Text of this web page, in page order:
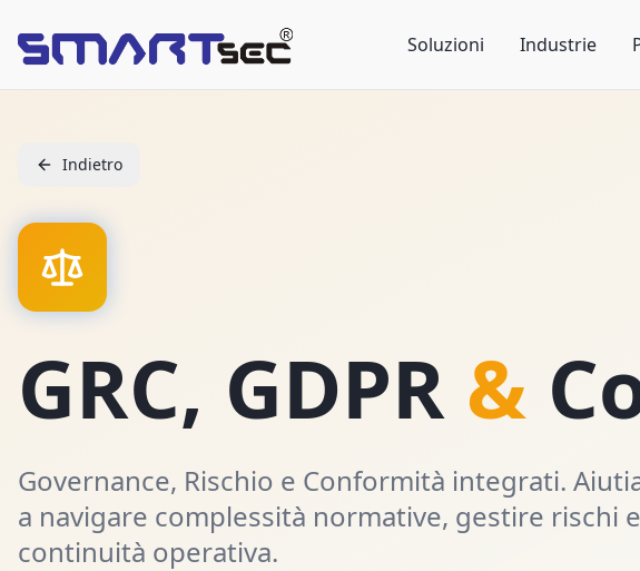
Soluzioni Industrie
Indietro
GRC, GDPR &
Governance, Rischio e Conformità integrati.
a navigare complessità normative, gestire rischi
continuità operativa.